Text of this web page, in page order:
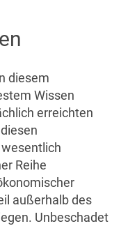
diesem
Wissen
erreichten
Reihe
außerhalb des
Unbeschadet